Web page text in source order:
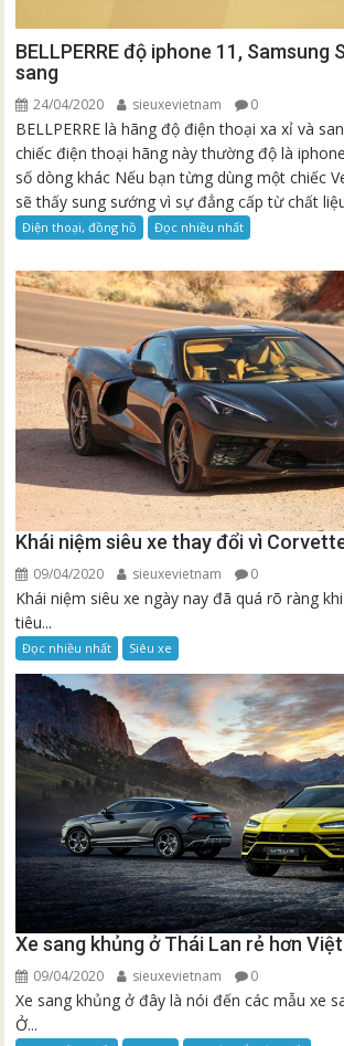
BELLPERRE độ iphone 11, Samsung
sang
24/04/2020 sieuxevietnam 0
BELLPERRE là hãng độ điện thoại xa xỉ và
chiếc điện thoại hãng này thường độ là
số dòng khác Nếu bạn từng dùng một chiếc
sẽ thấy sung sướng vì sự đẳng cấp từ chất
Điện thoại, đồng hồ Đọc nhiều nhất
Khái niệm siêu xe thay đổi vì
09/04/2020 sieuxevietnam 0
Khái niệm siêu xe ngày nay đã quá rõ ràng
tiêu...
Đọc nhiều nhất Siêu xe
Xe sang khủng ở Thái Lan rẻ hơn
09/04/2020 sieuxevietnam 0
Xe sang khủng ở đây là nói đến các mẫu xe
Ở...